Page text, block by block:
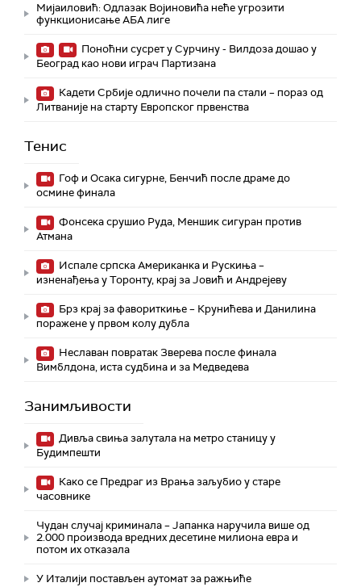
Мијаиловић: Одлазак Војиновића неће угрозити
функционисање АБА лиге
Поноћни сусрет у Сурчину - Вилдоза дошао у
Београд као нови играч Партизана
Кадети Србије одлично почели па стали – пораз од
Литваније на старту Европског првенства
Тенис
Гоф и Осака сигурне, Бенчић после драме до
осмине финала
Фонсека срушио Руда, Меншик сигуран против
Атмана
Испале српска Американка и Рускиња –
изненађења у Торонту, крај за Јовић и Андрејеву
Брз крај за фавориткиње – Крунићева и Данилина
поражене у првом колу дубла
Неславан повратак Зверева после финала
Вимблдона, иста судбина и за Медведева
Занимљивости
Дивља свиња залутала на метро станицу у
Будимпешти
Како се Предраг из Врања заљубио у старе
часовнике
Чудан случај криминала – Јапанка наручила више од
2.000 производа вредних десетине милиона евра и
потом их отказала
У Италији постављен аутомат за ражњиће